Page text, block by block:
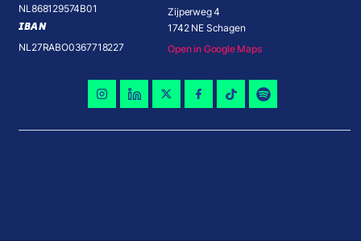
NL868129574B01
IBAN
NL27RABO0367718227
Zijperweg 4
1742 NE Schagen
Open in Google Maps